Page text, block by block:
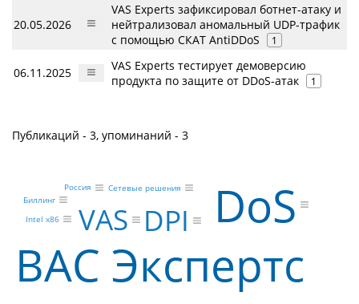
20.05.2026
VAS Experts зафиксировал ботнет-атаку и
нейтрализовал аномальный UDP-трафик
с помощью СКАТ AntiDDoS
1
06.11.2025
VAS Experts тестирует демоверсию
продукта по защите от DDoS-атак
1
Публикаций - 3, упоминаний - 3
ВАС Экспертс
DoS
DPI
VAS
Биллинг
Сетевые решения
Intel x86
Россия